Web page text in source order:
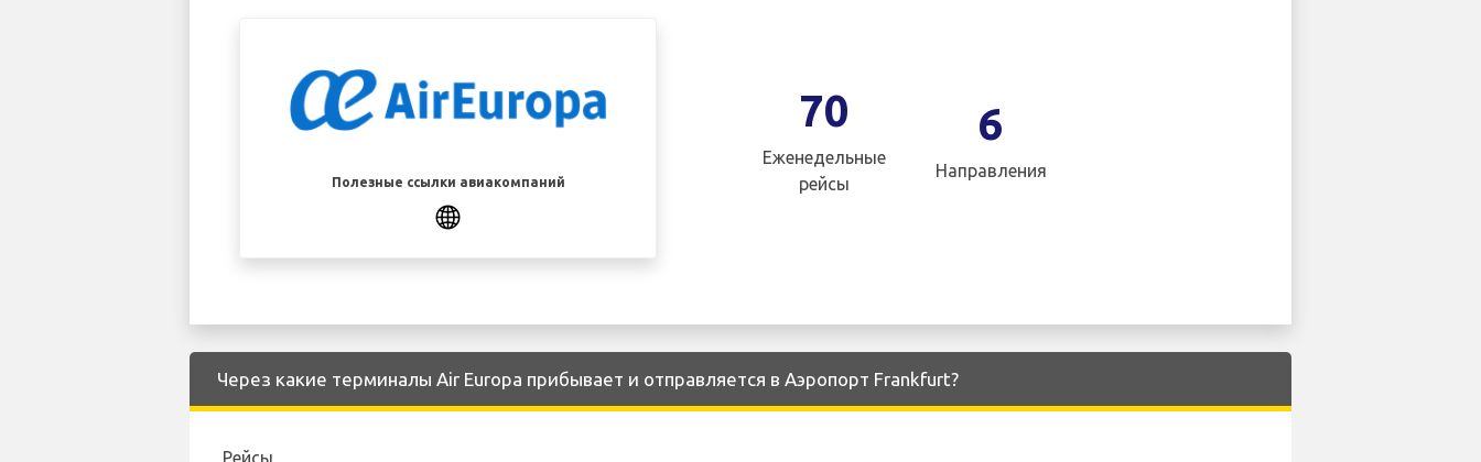
Полезные ссылки авиакомпаний
70
Еженедельные
рейсы
6
Направления
Через какие терминалы Air Europa прибывает и отправляется в Аэропорт Frankfurt?
Рейсы